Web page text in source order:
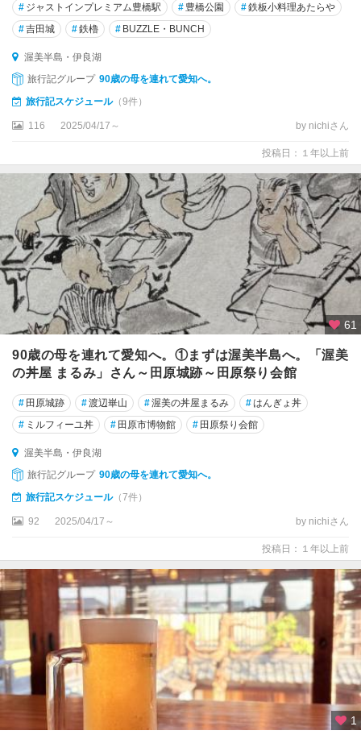
# ジャストインプレミアム豊橋駅 # 豊橋公園 #鉄板小料理あたらや
#吉田城 #鉄櫓 # BUZZLE・BUNCH
渥美半島・伊良湖
旅行記グループ 90歳の母を連れて愛知へ。
旅行記スケジュール（9件）
116 2025/04/17～ by nichiさん
投稿日：１年以上前
61
90歳の母を連れて愛知へ。①まずは渥美半島へ。「渥美
の丼屋 まるみ」さん～田原城跡～田原祭り会館
# 田原城跡 #渡辺崋山 #渥美の丼屋まるみ #はんぎょ丼
# ミルフィーユ丼 # 田原市博物館 # 田原祭り会館
渥美半島・伊良湖
旅行記グループ 90歳の母を連れて愛知へ。
旅行記スケジュール（7件）
92 2025/04/17～ by nichiさん
投稿日：１年以上前
1